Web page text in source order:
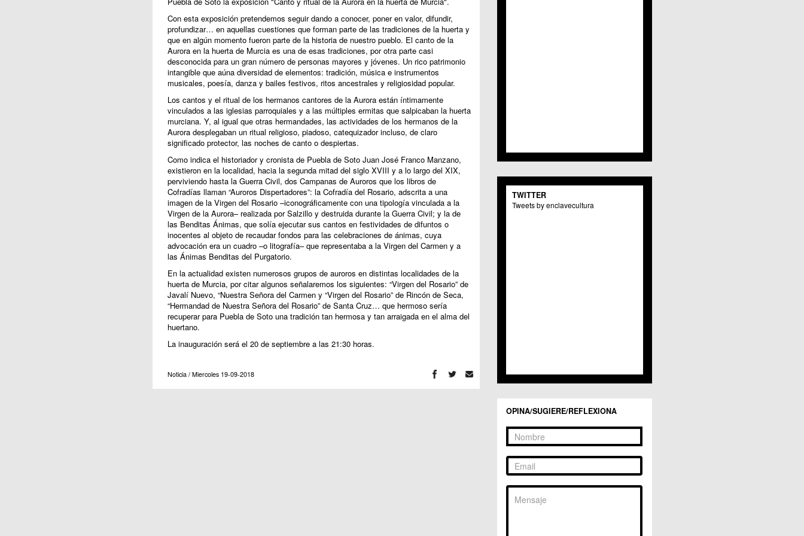
Con esta exposición pretendemos seguir dando a conocer, poner en valor, difundir,
profundizar… en aquellas cuestiones que forman parte de las tradiciones de la huerta y
que en algún momento fueron parte de la historia de nuestro pueblo. El canto de la
Aurora en la huerta de Murcia es una de esas tradiciones, por otra parte casi
desconocida para un gran número de personas mayores y jóvenes. Un rico patrimonio
intangible que aúna diversidad de elementos: tradición, música e instrumentos
musicales, poesía, danza y bailes festivos, ritos ancestrales y religiosidad popular.
Los cantos y el ritual de los hermanos cantores de la Aurora están íntimamente
vinculados a las iglesias parroquiales y a las múltiples ermitas que salpicaban la huerta
murciana. Y, al igual que otras hermandades, las actividades de los hermanos de la
Aurora desplegaban un ritual religioso, piadoso, catequizador incluso, de claro
significado protector, las noches de canto o despiertas.
Como indica el historiador y cronista de Puebla de Soto Juan José Franco Manzano,
existieron en la localidad, hacia la segunda mitad del siglo XVIII y a lo largo del XIX,
perviviendo hasta la Guerra Civil, dos Campanas de Auroros que los libros de
Cofradías llaman “Auroros Dispertadores”: la Cofradía del Rosario, adscrita a una
imagen de la Virgen del Rosario –iconográficamente con una tipología vinculada a la
Virgen de la Aurora– realizada por Salzillo y destruida durante la Guerra Civil; y la de
las Benditas Ánimas, que solía ejecutar sus cantos en festividades de difuntos o
inocentes al objeto de recaudar fondos para las celebraciones de ánimas, cuya
advocación era un cuadro –o litografía– que representaba a la Virgen del Carmen y a
las Ánimas Benditas del Purgatorio.
En la actualidad existen numerosos grupos de auroros en distintas localidades de la
huerta de Murcia, por citar algunos señalaremos los siguientes: “Virgen del Rosario” de
Javalí Nuevo, “Nuestra Señora del Carmen y “Virgen del Rosario” de Rincón de Seca,
“Hermandad de Nuestra Señora del Rosario” de Santa Cruz… que hermoso sería
recuperar para Puebla de Soto una tradición tan hermosa y tan arraigada en el alma del
huertano.
La inauguración será el 20 de septiembre a las 21:30 horas.
Noticia / Miercoles 19-09-2018
C.C.S. La Paz
C.M. El Carmen
Centros Culturales
C.C. Puertas de Castilla
C.C. Zarandona
TWITTER
Tweets by enclavecultura
OPINA/SUGIERE/REFLEXIONA